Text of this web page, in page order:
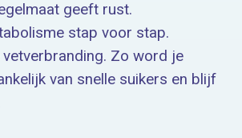
geeft rust.
stap voor stap.
Zo word je
van snelle suikers en blijf